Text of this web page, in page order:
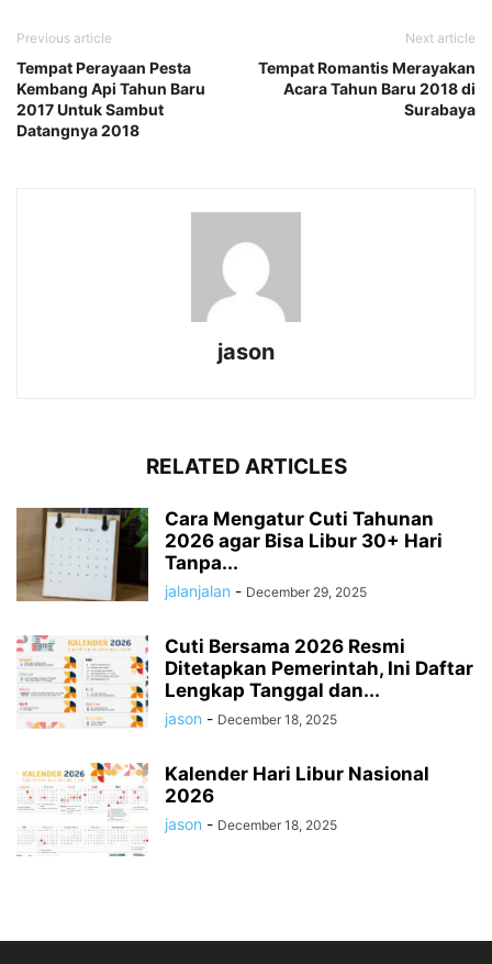
Previous article
Tempat Perayaan Pesta
Kembang Api Tahun Baru
2017 Untuk Sambut
Datangnya 2018
Next article
Tempat Romantis Merayakan
Acara Tahun Baru 2018 di
Surabaya
jason
RELATED ARTICLES
Cara Mengatur Cuti Tahunan
2026 agar Bisa Libur 30+ Hari
Tanpa...
jalanjalan - December 29, 2025
Cuti Bersama 2026 Resmi
Ditetapkan Pemerintah, Ini Daftar
Lengkap Tanggal dan...
jason - December 18, 2025
Kalender Hari Libur Nasional
2026
jason - December 18, 2025